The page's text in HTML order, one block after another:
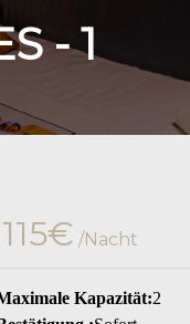
- 1
115€ /Nacht
Kapazität:2